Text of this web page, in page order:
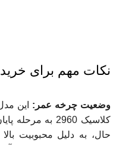
نکات مهم برای
وضعیت چرخه عمر : این
کلاسیک 2960 به
حال، به دلیل محبوبیت